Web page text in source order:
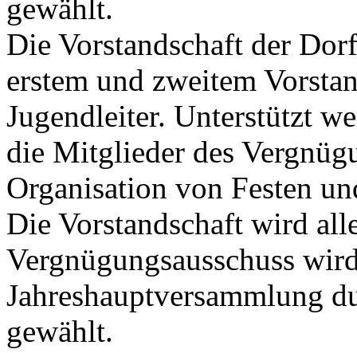
gewählt.
Die Vorstandschaft der
erstem und zweitem
Jugendleiter. Unterstützt
die Mitglieder des
Organisation von Festen
Die Vorstandschaft wird
Vergnügungsausschuss
Jahreshauptversammlung
gewählt.